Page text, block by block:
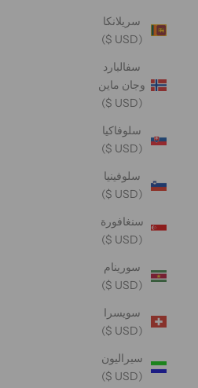
سريلانكا
(USD $)
سفالبارد
وجان ماين
(USD $)
سلوفاكيا
(USD $)
سلوفينيا
(USD $)
سنغافورة
(USD $)
سورينام
(USD $)
سويسرا
(USD $)
سيراليون
(USD $)